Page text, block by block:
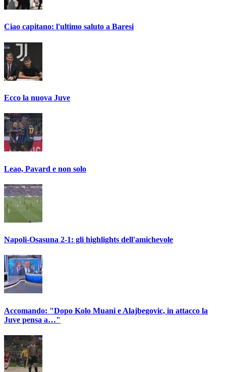
Ciao capitano: l'ultimo saluto a Baresi
Ecco la nuova Juve
Leao, Pavard e non solo
Napoli-Osasuna 2-1: gli highlights dell'amichevole
Accomando: "Dopo Kolo Muani e Alajbegovic, in attacco la
Juve pensa a…"